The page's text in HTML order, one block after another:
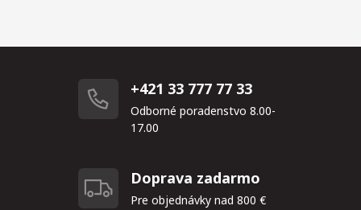
+421 33 777 77 33
Odborné poradenstvo 8.00-
17.00
Doprava zadarmo
Pre objednávky nad 800 €